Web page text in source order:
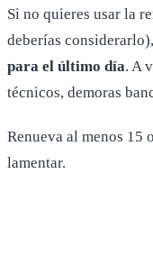
Si no quieres usar la
deberías
para el último día. A
técnicos, demoras
Renueva al menos 15
lamentar.